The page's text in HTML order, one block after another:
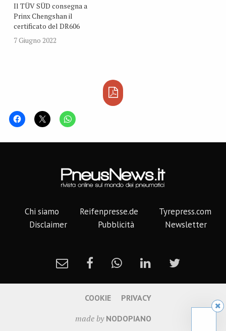
Il TÜV SÜD consegna a
Prinx Chengshan il
certificato del DR606
7 Giugno 2022
Chi siamo Reifenpresse.de
Tyrepress.com
Disclaimer
Pubblicità Newsletter
made by NODOPIANO
COOKIE PRIVACY